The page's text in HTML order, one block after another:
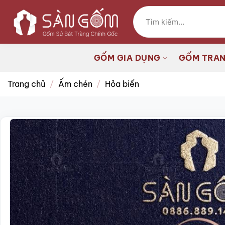
qua
dung
Tìm
kiếm:
GỐM GIA DỤNG GỐM
Trang chủ / Ấm chén / Hỏa biến